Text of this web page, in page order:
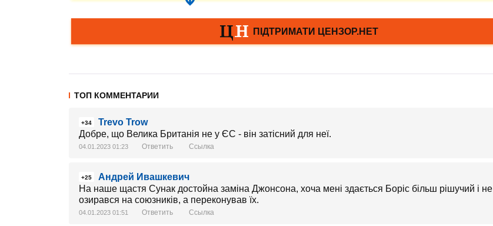
ТОП КОММЕНТАРИИ
+34
Trevo Trow
Добре, що Велика Британія не у ЄС - він затісний для неї.
04.01.2023 01:23 Ответить Ссылка
+25
Андрей Ивашкевич
На наше щастя Сунак достойна заміна Джонсона, хоча мені здається Боріс більш рішучий і не
озирався на союзників, а переконував їх.
04.01.2023 01:51 Ответить Ссылка